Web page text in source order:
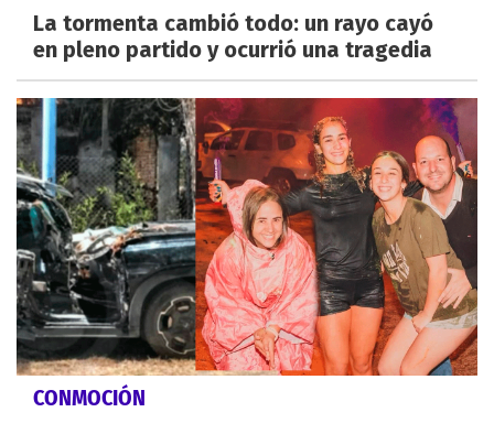
La tormenta cambió todo: un rayo cayó
en pleno partido y ocurrió una tragedia
CONMOCIÓN